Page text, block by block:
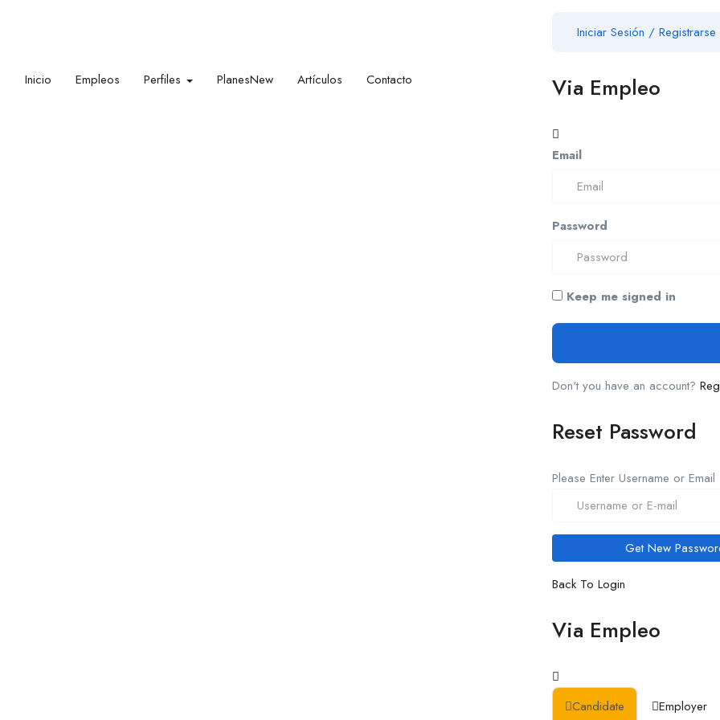
Inicio Empleos Perfiles PlanesNew Artículos Contacto
Iniciar Sesión / Registrarse
Via Empleo
Email
Password
Keep me signed in
Don't you have an account?
Reset Password
Please Enter Username or Email
Back To Login
Via Empleo
Candidate
Employer